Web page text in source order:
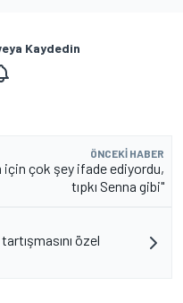
Kaydedin
ÖNCEKI HABER
çok şey ifade ediyordu,
tıpkı Senna gibi"
özel